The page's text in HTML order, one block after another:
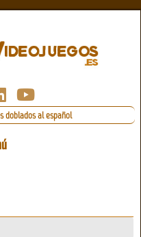
doblados al español